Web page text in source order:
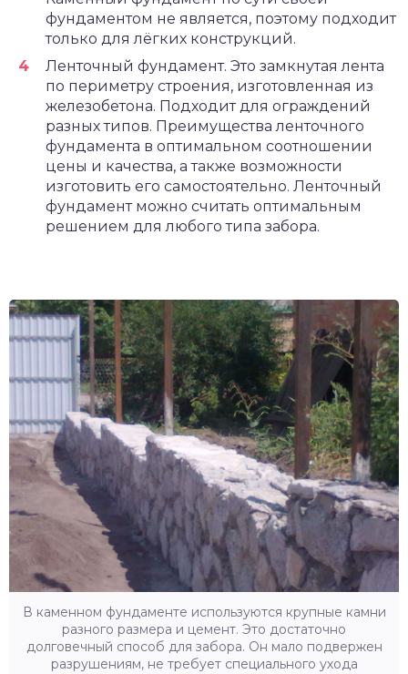
фундаментом не является, поэтому подходит
только для лёгких конструкций.
Ленточный фундамент. Это замкнутая лента
по периметру строения, изготовленная из
железобетона. Подходит для ограждений
разных типов. Преимущества ленточного
фундамента в оптимальном соотношении
цены и качества, а также возможности
изготовить его самостоятельно. Ленточный
фундамент можно считать оптимальным
решением для любого типа забора.
В каменном фундаменте используются крупные камни
разного размера и цемент. Это достаточно
долговечный способ для забора. Он мало подвержен
разрушениям, не требует специального ухода